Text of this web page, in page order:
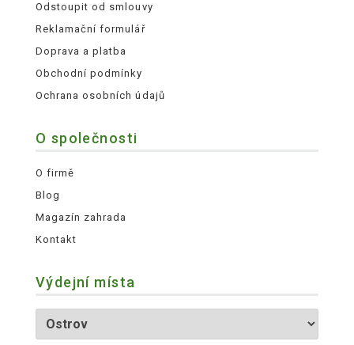
Odstoupit od smlouvy
Reklamační formulář
Doprava a platba
Obchodní podmínky
Ochrana osobních údajů
O společnosti
O firmě
Blog
Magazín zahrada
Kontakt
Výdejní místa